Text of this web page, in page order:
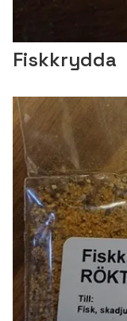
Fiskkrydda